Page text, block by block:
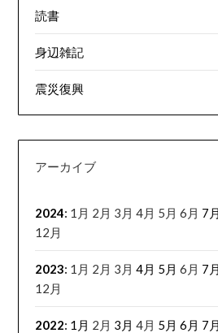
読書
身辺雑記
震災復興
アーカイブ
2024: 1月 2月 3月 4月 5月 6月 7月
12月
2023: 1月 2月 3月 4月 5月 6月 7月
12月
2022: 1月 2月 3月 4月 5月 6月 7月